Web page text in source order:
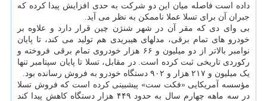
داده است فاصله میان این دو شرکت به حدی افزایش پیدا کرده که
جبران آن برای تسلا عملا ناممکن به نظر می آید.
بی وای دی که مقر آن در شهر شنژن چین قرار دارد و علاوه بر
خودرو های تمام برقی، مدلهای هیبریدی هم تولید می کند، تا پایان
نوامبر بالاتر از دو میلیون و ۶۶ هزار خودروی تمام برقی فروخته و
رکوردی تاریخی ثبت کرده است. در مقابل، تسلا تا پایان سپتامبر تنها
یک میلیون و ۲۱۷ هزار و ۹۰۲ دستگاه خودرو به فروش رسانده بود.
مؤسسه آمریکایی «فکت ست» پیشبینی کرده است که فروش تسلا
در سه ماهه چهارم سال به حدود ۴۴۹ هزار دستگاه کاهش پیدا کند